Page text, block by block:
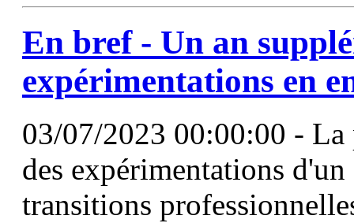
En bref - Un an
expérimentations en
03/07/2023 00:00:00 -
des expérimentations
transitions